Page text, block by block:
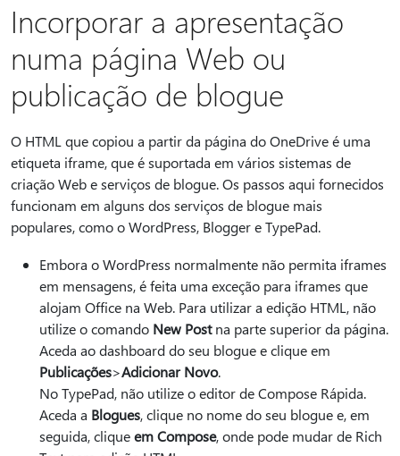
Incorporar a apresentação
numa página Web ou
publicação de blogue
O HTML que copiou a partir da página do OneDrive é uma
etiqueta iframe, que é suportada em vários sistemas de
criação Web e serviços de blogue. Os passos aqui fornecidos
funcionam em alguns dos serviços de blogue mais
populares, como o WordPress, Blogger e TypePad.
Embora o WordPress normalmente não permita iframes
em mensagens, é feita uma exceção para iframes que
alojam Office na Web. Para utilizar a edição HTML, não
utilize o comando New Postna parte superior da página.
Aceda ao dashboard do seu blogue e clique em
Publicações>Adicionar Novo.
No TypePad, não utilize o editor de Compose Rápida.
Aceda a Blogues, clique no nome do seu blogue e, em
seguida, cliqueem Compose, onde pode mudar de Rich